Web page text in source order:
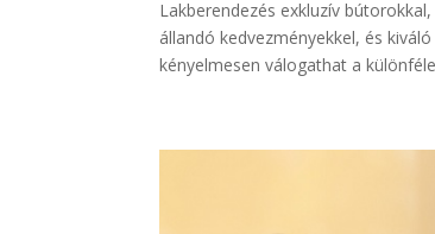
Lakberendezés exkluzív
állandó kedvezményekkel, és
kényelmesen válogathat a